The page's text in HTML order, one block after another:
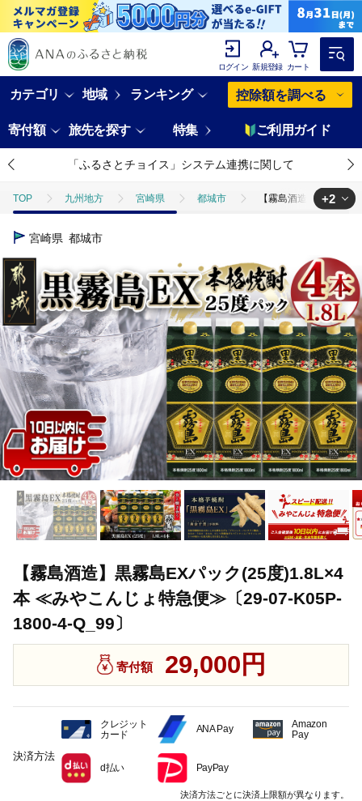
ログイン 新規登録 カート
カテゴリ 地域 ランキング 控除額を調べる
寄付額 旅先を探す 特集 ご利用ガイド
「ふるさとチョイス」システム連携に関して
TOP 九州地方 宮崎県 都城市 【霧島酒造】黒霧島
TOP
TOP 【霧島酒造】黒霧島EXパック(25度)1.8L×4
+2
宮崎県 都城市
【霧島酒造】黒霧島EXパック(25度)1.8L×4
本 ≪みやこんじょ特急便≫〔29-07-K05P-
1800-4-Q_99〕
寄付額 29,000円
決済方法
クレジット
カード
ANA Pay
Amazon
Pay
d払い PayPay
決済方法ごとに決済上限額が異なります。